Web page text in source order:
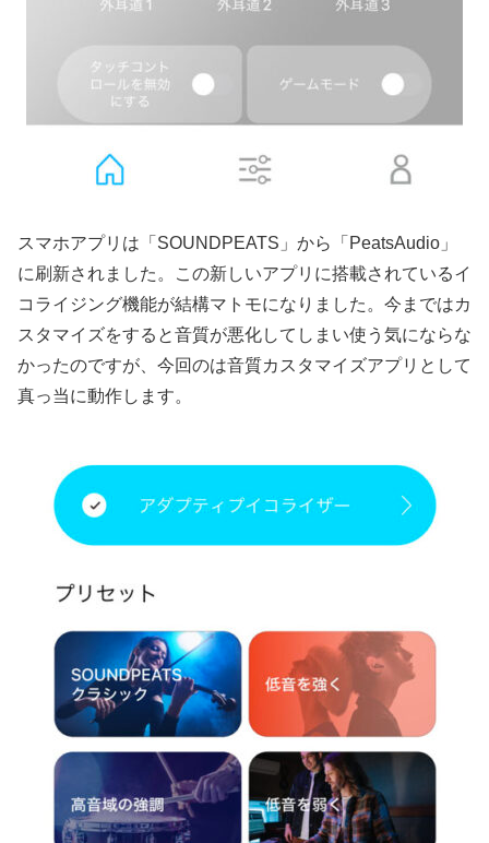
スマホアプリは「SOUNDPEATS」から「PeatsAudio」
に刷新されました。この新しいアプリに搭載されているイ
コライジング機能が結構マトモになりました。今まではカ
スタマイズをすると音質が悪化してしまい使う気にならな
かったのですが、今回のは音質カスタマイズアプリとして
真っ当に動作します。